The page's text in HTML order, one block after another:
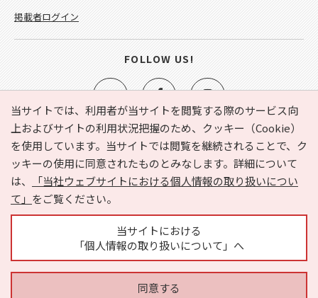
当サイトでは、利用者が当サイトを閲覧する際のサービス向
上およびサイトの利用状況把握のため、クッキー（Cookie）
を使用しています。当サイトでは閲覧を継続されることで、ク
ッキーの使用に同意されたものとみなします。詳細について
は、
「当社ウェブサイトにおける個人情報の取り扱いについ
て」 をご覧ください。
当サイトにおける
「個人情報の取り扱いについて」へ
同意する
e-NAVITA（イーナビタ）とは？ お気に入り
ヘルプ
利用規約
個人情報の取り扱いについて
運営会社
サイトマップ
広告掲載に関するお問い合わせ
掲載者ログイン
FOLLOW US!